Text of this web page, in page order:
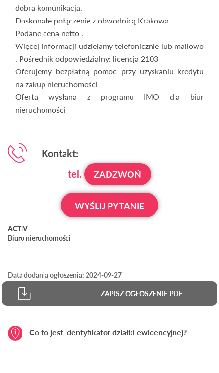
Co to jest identyfikator działki ewidencyjnej?
dobra komunikacja.
Doskonałe połączenie z obwodnicą Krakowa.
Podane cena netto .
Więcej informacji udzielamy telefonicznie lub mailowo
. Pośrednik odpowiedzialny: licencja 2103
Oferujemy bezpłatną pomoc przy uzyskaniu kredytu
na zakup nieruchomości
Oferta wysłana z programu IMO dla biur
nieruchomości
Kontakt:
tel.
ZADZWOŃ
WYŚLIJ PYTANIE
ACTIV
Biuro nieruchomości
Data dodania ogłoszenia: 2024-09-27
ZAPISZ OGŁOSZENIE PDF